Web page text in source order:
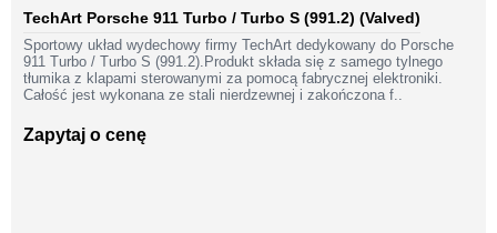
TechArt Porsche 911 Turbo / Turbo S (991.2) (Valved)
Sportowy układ wydechowy firmy TechArt dedykowany do Porsche
911 Turbo / Turbo S (991.2).Produkt składa się z samego tylnego
tłumika z klapami sterowanymi za pomocą fabrycznej elektroniki.
Całość jest wykonana ze stali nierdzewnej i zakończona f..
Zapytaj o cenę